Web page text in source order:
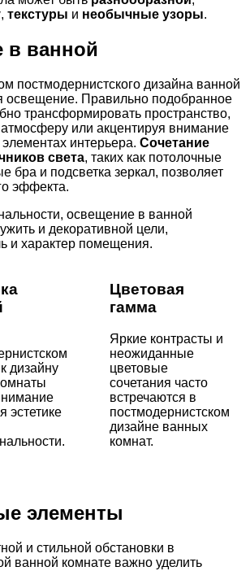
, текстуры и необычные узоры.
в ванной
постмодернистского дизайна ванной
освещение. Правильно подобранное
трансформировать пространство,
или акцентируя внимание
интерьера. Сочетание
света, таких как потолочные
бра и подсветка зеркал, позволяет
эффекта.
освещение в ванной
и декоративной цели,
и характер помещения.
дизайну
эстетике
Цветовая
гамма
Яркие контрасты и
неожиданные
цветовые
сочетания часто
встречаются в
постмодернистском
дизайне ванных
комнат.
элементы
и стильной обстановки в
ванной комнате важно уделить